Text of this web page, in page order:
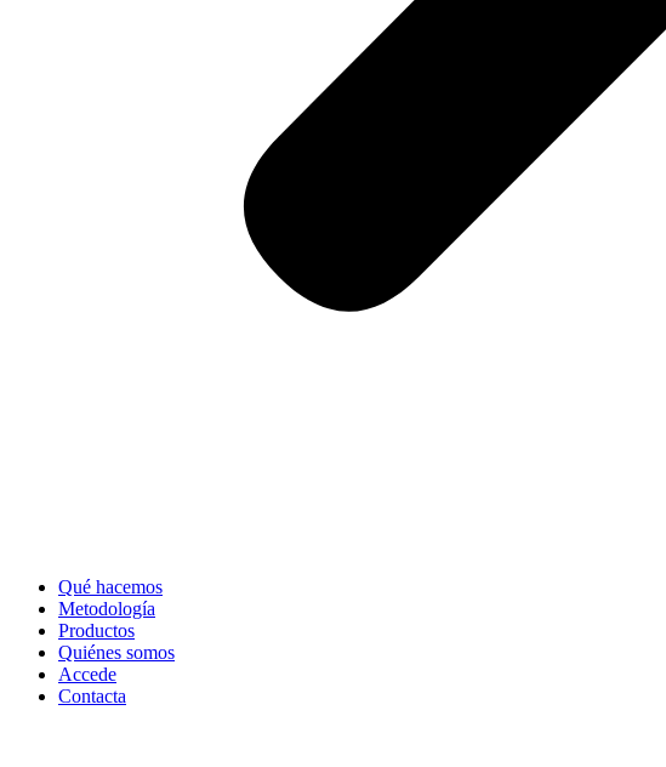
Qué hacemos
Metodología
Productos
Quiénes somos
Accede
Contacta